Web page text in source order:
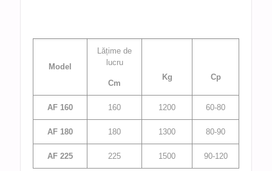
Model
Lățime de
lucru
Cm
Kg Cp
AF 160 160 1200 60-80
AF 180 180 1300 80-90
AF 225 225 1500 90-120